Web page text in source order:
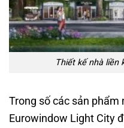
Thiết kế nhà liền
Trong số các sản phẩm
Eurowindow Light City